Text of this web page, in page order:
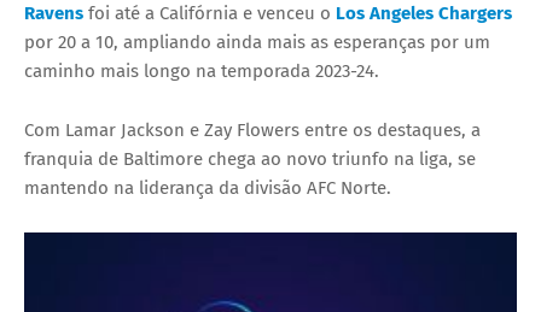
Ravens foi até a Califórnia e venceu o Los Angeles Chargers
por 20 a 10, ampliando ainda mais as esperanças por um
caminho mais longo na temporada 2023-24.
Com Lamar Jackson e Zay Flowers entre os destaques, a
franquia de Baltimore chega ao novo triunfo na liga, se
mantendo na liderança da divisão AFC Norte.